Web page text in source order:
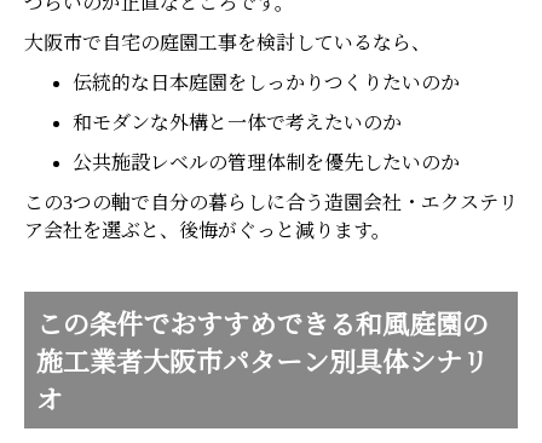
大阪市で自宅の庭園工事を検討しているなら、
伝統的な日本庭園をしっかりつくりたいのか
和モダンな外構と一体で考えたいのか
公共施設レベルの管理体制を優先したいのか
この3つの軸で自分の暮らしに合う造園会社・エクステリ
ア会社を選ぶと、後悔がぐっと減ります。
この条件でおすすめできる和風庭園の
施工業者大阪市パターン別具体シナリ
オ